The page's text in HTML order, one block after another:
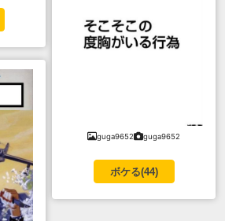
guga9652 guga9652
ボケる(44)